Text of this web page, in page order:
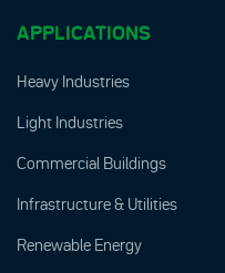
APPLICATIONS
Heavy Industries
Light Industries
Commercial Buildings
Infrastructure & Utilities
Renewable Energy